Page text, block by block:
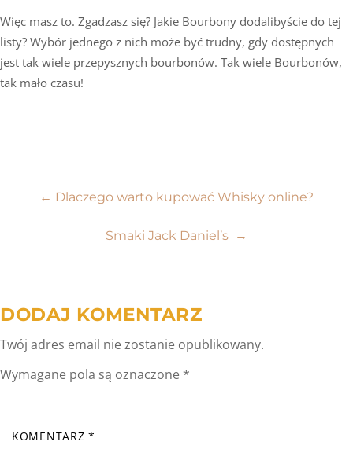
Więc masz to. Zgadzasz się? Jakie Bourbony dodalibyście do tej
listy? Wybór jednego z nich może być trudny, gdy dostępnych
jest tak wiele przepysznych bourbonów. Tak wiele Bourbonów,
tak mało czasu!
Nawigacja
← Dlaczego warto kupować Whisky online?
Smaki Jack Daniel’s →
DODAJ KOMENTARZ
Twój adres email nie zostanie opublikowany.
Wymagane pola są oznaczone *
KOMENTARZ *